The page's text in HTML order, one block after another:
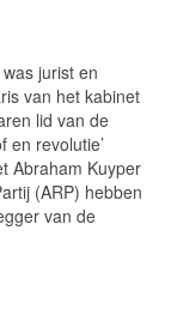
jurist en
van het kabinet
lid van de
en revolutie’
Abraham Kuyper
(ARP) hebben
van de